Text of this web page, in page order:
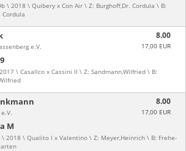
\ 2018 \ Quibery x Con Air \ Z: Burghoff,Dr. Cordula \ B:
Cordula
\ Casallco x Cassini II \ Z: Sandmann,Wilfried \ B:
e.V.
8.00
17,00 EUR
M
\ 2018 \ Qualito I x Valentino \ Z: Meyer,Heinrich \ B: Frehe-
8.00
17,00 EUR